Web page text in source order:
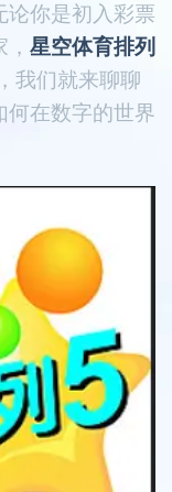
论你是初入彩票
星空体育排列
我们就来聊聊
何在数字的世界